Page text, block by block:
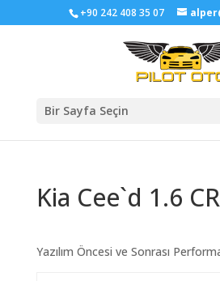
+90 242 408 35 07
Bir Sayfa Seçin
Kia Cee`d 1.6
Yazılım Öncesi ve Sonrası